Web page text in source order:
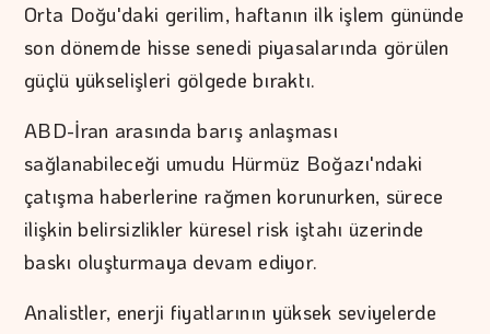
Orta Doğu'daki gerilim, haftanın ilk işlem gününde
son dönemde hisse senedi piyasalarında görülen
güçlü yükselişleri gölgede bıraktı.
ABD-İran arasında barış anlaşması
sağlanabileceği umudu Hürmüz Boğazı'ndaki
çatışma haberlerine rağmen korunurken, sürece
ilişkin belirsizlikler küresel risk iştahı üzerinde
baskı oluşturmaya devam ediyor.
Analistler, enerji fiyatlarının yüksek seviyelerde